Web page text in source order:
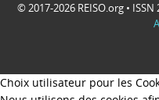
© 2017-2026 REISO.org • ISSN
Choix utilisateur pour les